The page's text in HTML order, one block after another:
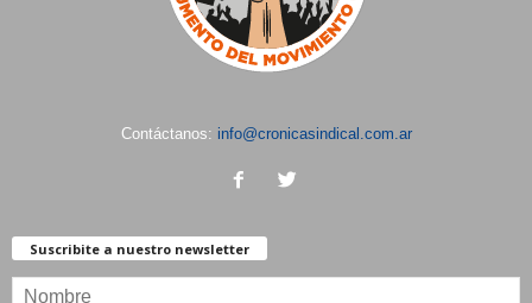
Contáctanos: info@cronicasindical.com.ar
Suscribite a nuestro newsletter